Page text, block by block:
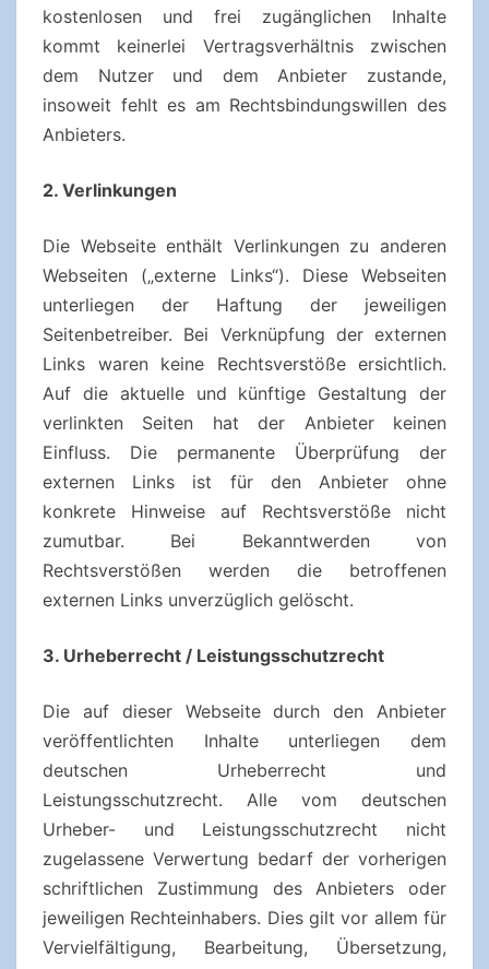
kostenlosen und frei zugänglichen Inhalte
kommt keinerlei Vertragsverhältnis zwischen
dem Nutzer und dem Anbieter zustande,
insoweit fehlt es am Rechtsbindungswillen des
Anbieters.
2. Verlinkungen
Die Webseite enthält Verlinkungen zu anderen
Webseiten („externe Links“). Diese Webseiten
unterliegen der Haftung der jeweiligen
Seitenbetreiber. Bei Verknüpfung der externen
Links waren keine Rechtsverstöße ersichtlich.
Auf die aktuelle und künftige Gestaltung der
verlinkten Seiten hat der Anbieter keinen
Einfluss. Die permanente Überprüfung der
externen Links ist für den Anbieter ohne
konkrete Hinweise auf Rechtsverstöße nicht
zumutbar. Bei Bekanntwerden von
Rechtsverstößen werden die betroffenen
externen Links unverzüglich gelöscht.
3. Urheberrecht / Leistungsschutzrecht
Die auf dieser Webseite durch den Anbieter
veröffentlichten Inhalte unterliegen dem
deutschen Urheberrecht und
Leistungsschutzrecht. Alle vom deutschen
Urheber- und Leistungsschutzrecht nicht
zugelassene Verwertung bedarf der vorherigen
schriftlichen Zustimmung des Anbieters oder
jeweiligen Rechteinhabers. Dies gilt vor allem für
Vervielfältigung, Bearbeitung, Übersetzung,